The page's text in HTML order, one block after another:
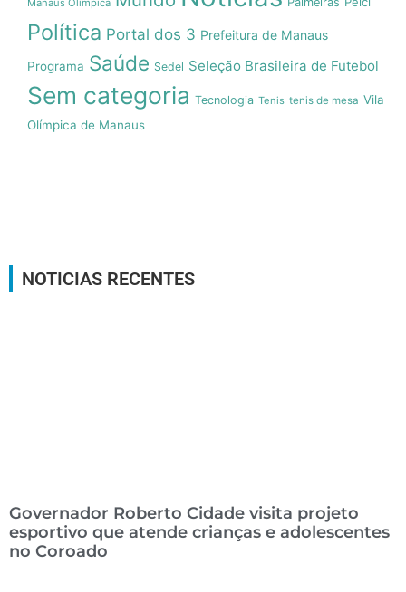
Política Portal dos 3 Prefeitura de Manaus
Programa Saúde Sedel Seleção Brasileira de Futebol
Sem categoria Tecnologia Tenis tenis de mesa Vila
Olímpica de Manaus
NOTICIAS RECENTES
Governador Roberto Cidade visita projeto
esportivo que atende crianças e adolescentes
no Coroado